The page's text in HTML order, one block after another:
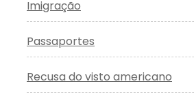
Imigração
Passaportes
Recusa do visto americano